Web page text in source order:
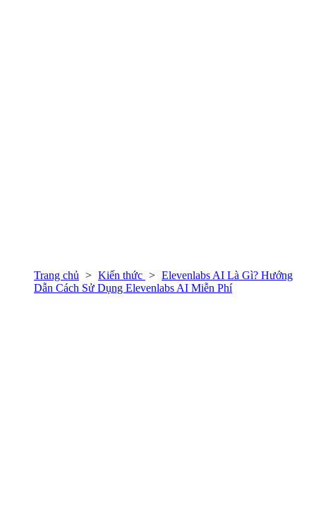
Trang chủ Kiến thức
Elevenlabs AI Là Gì? Hướng
Dẫn Cách Sử Dụng Elevenlabs AI Miễn Phí